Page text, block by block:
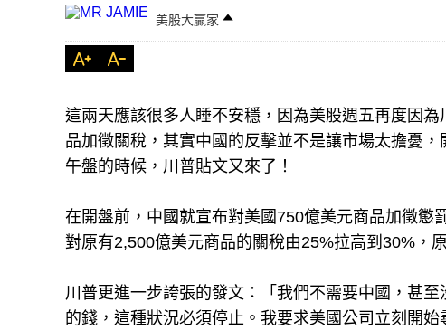
美股大贏家
這兩天應該很多人睡不安穩，因為美股週五再度因
品加徵關稅，其實中國的反擊並不是讓市場太擔憂
午盤的時候，川普貼文又來了！
在開盤前，中國就宣布對美國750億美元商品加徵
對原有2,500億美元商品的關稅由25%拉高到30%，
川普更進一步誇張的發文：「我們不需要中國，甚
的錢，這種狀況必須停止。我要求美國公司立刻開